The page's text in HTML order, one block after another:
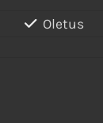
Oletus